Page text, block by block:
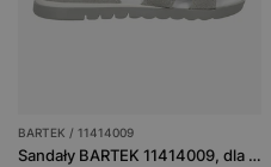
BARTEK / 11414009
Sandały BARTEK 11414009, dla dziewcząt, szary